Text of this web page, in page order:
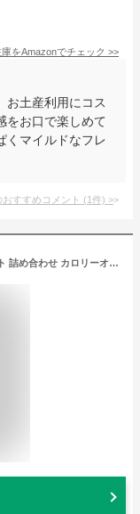
をAmazonでチェック >>
お土産利用にコス
をお口で楽しめて
くマイルドなフレ
すすめコメント (1件) >
【訳あり特価】パンディ グミ 50g×6袋セット 詰め合わせ カロリーオフ ハードグミ ソフトグミ コーラ ソーダ アップル ブルーベリー レモン ストロベリー リコリス スウェーデン 北欧 おしゃれ おやつ お菓子 プレゼント ギフト グミの日 ハロウィン